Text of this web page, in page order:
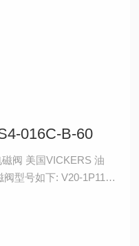
016C-B-60
阀 美国VICKERS 油
型号如下: V20-1P11P-
ABK-BAK-30 VICKERS
电磁阀DGMX2-